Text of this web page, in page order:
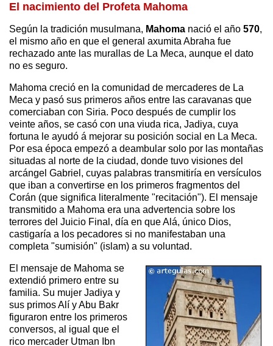
El nacimiento del Profeta Mahoma
Según la tradición musulmana, Mahoma nació el año 570,
el mismo año en que el general axumita Abraha fue
rechazado ante las murallas de La Meca, aunque el dato
no es seguro.
Mahoma creció en la comunidad de mercaderes de La
Meca y pasó sus primeros años entre las caravanas que
comerciaban con Siria. Poco después de cumplir los
veinte años, se casó con una viuda rica, Jadiya, cuya
fortuna le ayudó á mejorar su posición social en La Meca.
Por esa época empezó a deambular solo por las montañas
situadas al norte de la ciudad, donde tuvo visiones del
arcángel Gabriel, cuyas palabras transmitiría en versículos
que iban a convertirse en los primeros fragmentos del
Corán (que significa literalmente "recitación"). El mensaje
transmitido a Mahoma era una advertencia sobre los
terrores del Juicio Final, día en que Alá, único Dios,
castigaría a los pecadores si no manifestaban una
completa "sumisión" (islam) a su voluntad.
El mensaje de Mahoma se
extendió primero entre su
familia. Su mujer Jadiya y
sus primos Alí y Abu Bakr
figuraron entre los primeros
conversos, al igual que el
rico mercader Utman Ibn